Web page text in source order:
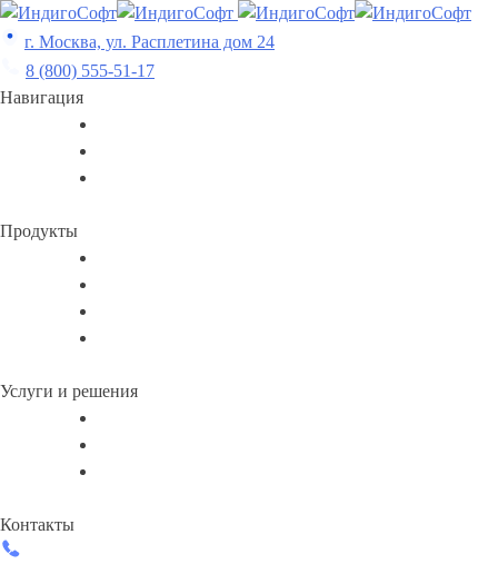
Skip
to
content
г. Москва, ул. Расплетина дом 24
8 (800) 555-51-17
Навигация
Продукты
Услуги и решения
Контакты